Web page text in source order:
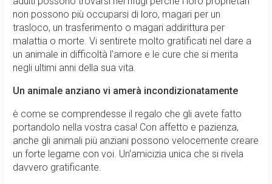
non possono più occuparsi di loro, magari per un
trasloco, un trasferimento o magari addirittura per
malattia o morte. Vi sentirete molto gratificati nel dare a
un animale in difficoltà l'amore e le cure che si merita
negli ultimi anni della sua vita.
Un animale anziano vi amerà incondizionatamente
è come se comprendesse il regalo che gli avete fatto
portandolo nella vostra casa! Con affetto e pazienza,
anche gli animali più anziani possono velocemente creare
un forte legame con voi. Un'amicizia unica che si rivela
davvero gratificante.